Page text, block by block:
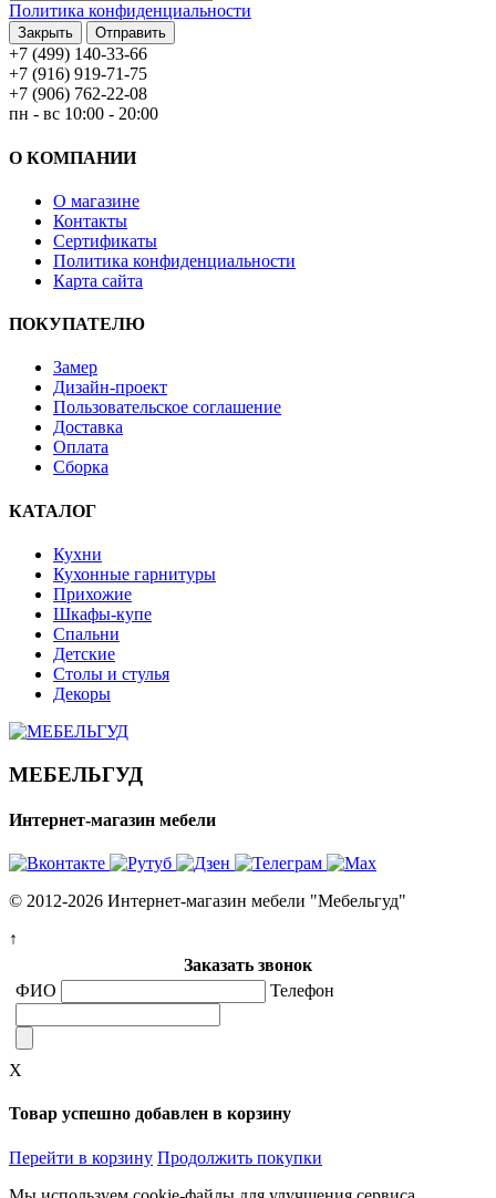
Политика конфиденциальности
Закрыть Отправить
+7 (499) 140-33-66
+7 (916) 919-71-75
+7 (906) 762-22-08
пн - вс 10:00 - 20:00
О КОМПАНИИ
О магазине
Контакты
Сертификаты
Политика конфиденциальности
Карта сайта
ПОКУПАТЕЛЮ
Замер
Дизайн-проект
Пользовательское соглашение
Доставка
Оплата
Сборка
КАТАЛОГ
Кухни
Кухонные гарнитуры
Прихожие
Шкафы-купе
Спальни
Детские
Столы и стулья
Декоры
МЕБЕЛЬГУД
Интернет-магазин мебели
© 2012-2026 Интернет-магазин мебели "Мебельгуд"
↑
Заказать звонок
ФИО
Телефон
X
Товар успешно добавлен в корзину
Перейти в корзину Продолжить покупки